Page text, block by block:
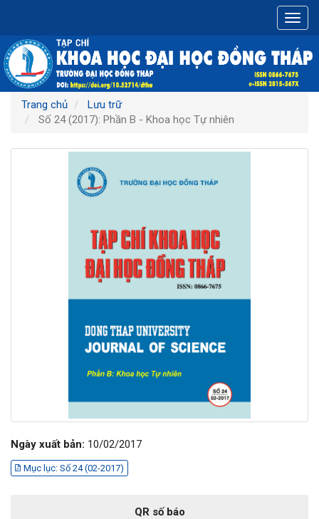
chính
Nội
dung
chính
Thanh
bên
Trang chủ
Lưu trữ
Số 24 (2017): Phần B - Khoa học Tự nhiên
Ngày xuất bản: 10/02/2017
Mục lục: Số 24 (02-2017)
QR số báo